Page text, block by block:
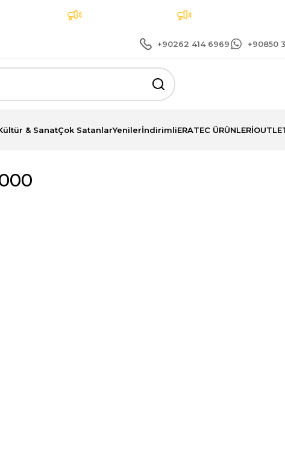
İmkanı Aynı Gün Teslimat Tüm siparişlerinizde
+90262 414 6969 +90850
& SanatÇok SatanlarYenilerİndirimliERATEC ÜRÜNLERİ